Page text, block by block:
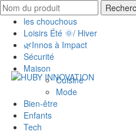
les chouchous
Loisirs Été 🌞/ Hiver
🌿Innos à Impact
Sécurité
Maison
Cuisine
Mode
Bien-être
Enfants
Tech